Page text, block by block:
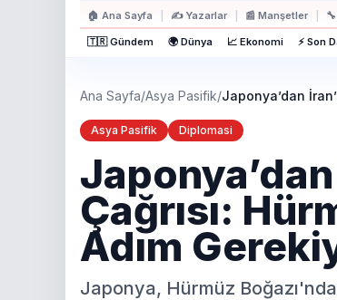
🏠 Ana Sayfa ✍️Yazarlar 📰 Manşetler 🔧
🇹🇷 Gündem 🌍 Dünya 📈 Ekonomi ⚡ Son
Ana Sayfa/Asya Pasifik/Japonya’dan
Asya Pasifik Diplomasi
Çağrısı:
Adım
Japonya, Hürmüz